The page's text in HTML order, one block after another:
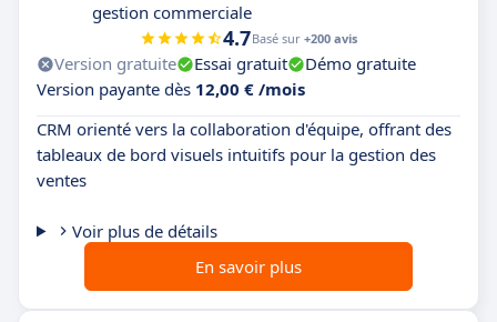
gestion commerciale
4.7Basé sur +200 avis
Version gratuite Essai gratuit
Démo gratuite
Version payante dès 12,00 € /mois
CRM orienté vers la collaboration d'équipe, offrant des
tableaux de bord visuels intuitifs pour la gestion des
ventes
Voir plus de détails
En savoir plus